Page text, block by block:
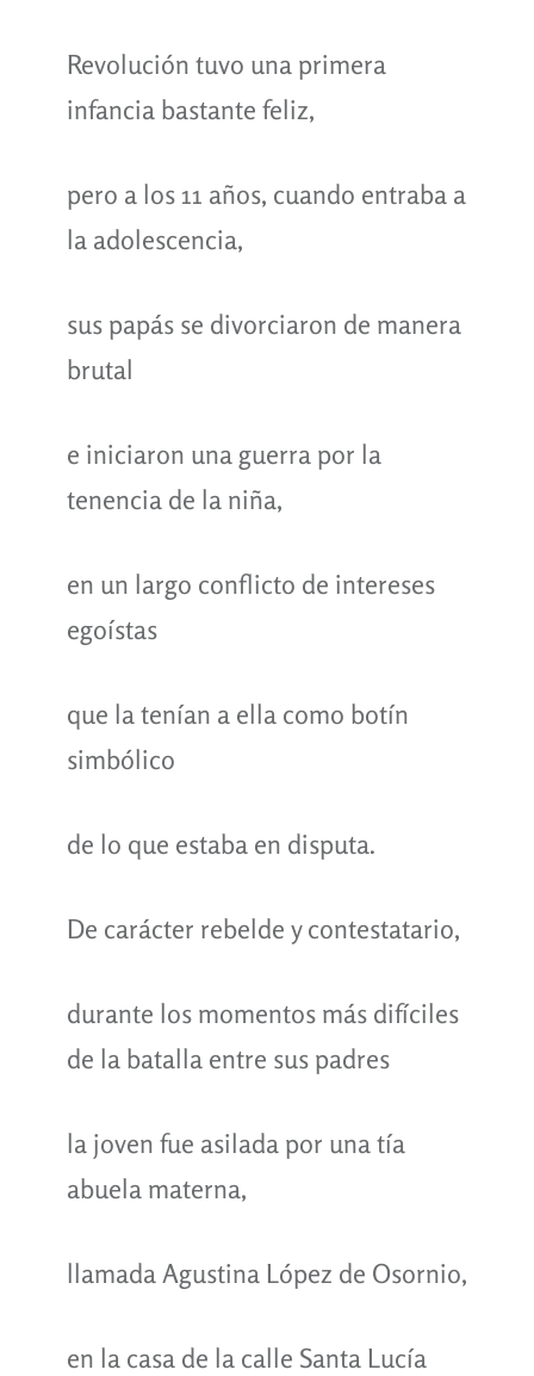
Revolución tuvo una primera
infancia bastante feliz,
pero a los 11 años, cuando entraba a
la adolescencia,
sus papás se divorciaron de manera
brutal
e iniciaron una guerra por la
tenencia de la niña,
en un largo conflicto de intereses
egoístas
que la tenían a ella como botín
simbólico
de lo que estaba en disputa.
De carácter rebelde y contestatario,
durante los momentos más difíciles
de la batalla entre sus padres
la joven fue asilada por una tía
abuela materna,
llamada Agustina López de Osornio,
en la casa de la calle Santa Lucía